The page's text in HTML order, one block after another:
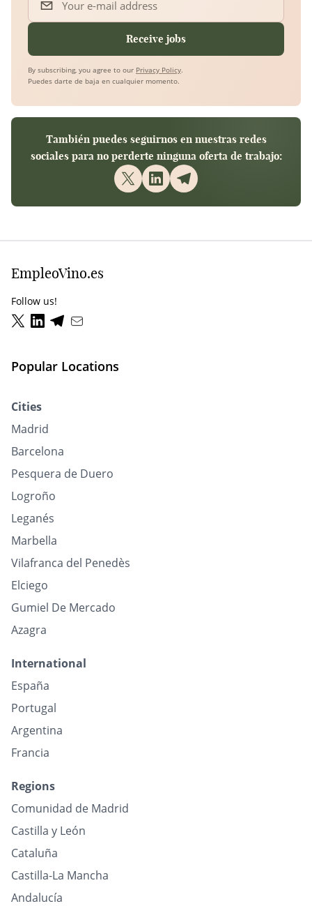
Your e-mail address
Receive jobs
By subscribing, you agree to our Privacy Policy.
Puedes darte de baja en cualquier momento.
También puedes seguirnos en nuestras redes
sociales para no perderte ninguna oferta de trabajo:
EmpleoVino.es
Follow us!
Popular Locations
Cities
Madrid
Barcelona
Pesquera de Duero
Logroño
Leganés
Marbella
Vilafranca del Penedès
Elciego
Gumiel De Mercado
Azagra
International
España
Portugal
Argentina
Francia
Regions
Comunidad de Madrid
Castilla y León
Cataluña
Castilla-La Mancha
Andalucía